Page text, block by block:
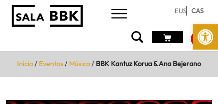
Abrir
EUS CAS
Inicio/ Eventos/ Música/ BBK Kantuz Korua & Ana Bejerano